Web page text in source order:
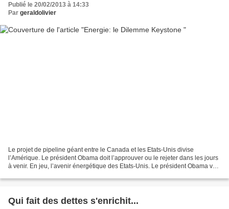
Publié le 20/02/2013 à 14:33
Par geraldolivier
Le projet de pipeline géant entre le Canada et les Etats-Unis divise
l’Amérique. Le président Obama doit l’approuver ou le rejeter dans les jours
à venir. En jeu, l’avenir énergétique des Etats-Unis. Le président Obama va-
Qui fait des dettes s'enrichit...